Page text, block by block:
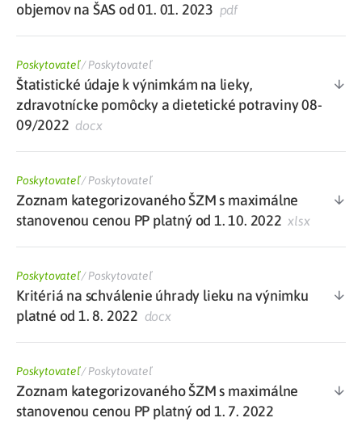
objemov na ŠAS od 01. 01. 2023 pdf
Poskytovateľ/Poskytovateľ
Štatistické údaje k výnimkám na lieky,
zdravotnícke pomôcky a dietetické potraviny 08-
09/2022 docx
Poskytovateľ/Poskytovateľ
Zoznam kategorizovaného ŠZM s maximálne
stanovenou cenou PP platný od 1. 10. 2022 xlsx
Poskytovateľ/Poskytovateľ
Kritériá na schválenie úhrady lieku na výnimku
platné od 1. 8. 2022 docx
Poskytovateľ/Poskytovateľ
Zoznam kategorizovaného ŠZM s maximálne
stanovenou cenou PP platný od 1. 7. 2022